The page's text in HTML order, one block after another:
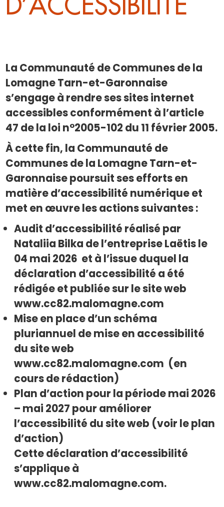
D’ACCESSIBILITÉ
La Communauté de Communes de la
Lomagne Tarn-et-Garonnaise
s’engage à rendre ses sites internet
accessibles conformément à l’article
47 de la loi n°2005-102 du 11 février 2005.
À cette fin, la Communauté de
Communes de la Lomagne Tarn-et-
Garonnaise poursuit ses efforts en
matière d’accessibilité numérique et
met en œuvre les actions suivantes :
Audit d’accessibilité réalisé par
Nataliia Bilka de l’entreprise Laëtis le
04 mai 2026 et à l’issue duquel la
déclaration d’accessibilité a été
rédigée et publiée sur le site web
www.cc82.malomagne.com
Mise en place d’un schéma
pluriannuel de mise en accessibilité
du site web
www.cc82.malomagne.com (en
cours de rédaction)
Plan d’action pour la période mai 2026
– mai 2027 pour améliorer
l’accessibilité du site web (voir le plan
d’action)
Cette déclaration d’accessibilité
s’applique à
www.cc82.malomagne.com.